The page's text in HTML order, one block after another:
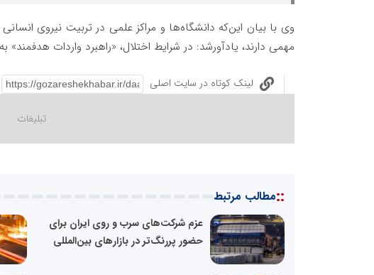
وی با بیان این‌که دانشگاه‌ها و مراکز علمی در تربیت نیروی
مهمی دارند، یادآورشد: در شرایط اختلال، «راهبرد واردات
لینک کوتاه در سایت اصلی
::مطالب مرتبط
عزم شرکت‌های سرب و روی ایران برای
حضور پررنگ‌تر در بازارهای بین‌المللی